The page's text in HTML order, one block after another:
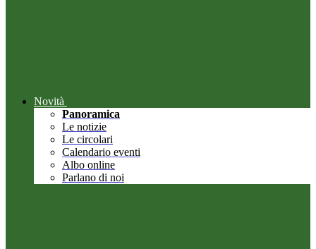
Novità
Panoramica
Le notizie
Le circolari
Calendario eventi
Albo online
Parlano di noi